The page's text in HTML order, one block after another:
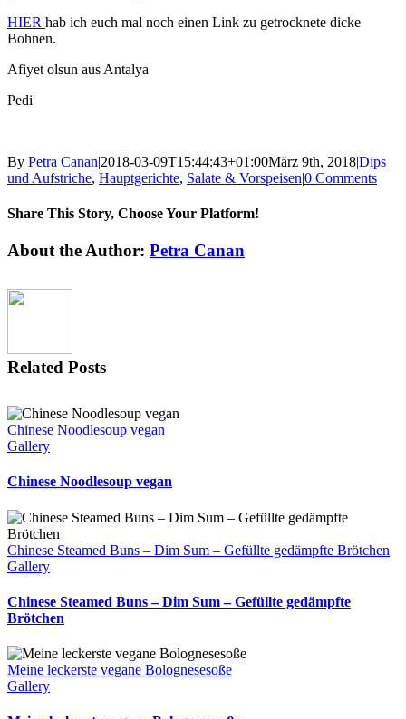
HIER hab ich euch mal noch einen Link zu getrocknete dicke
Bohnen.
Afiyet olsun aus Antalya
Pedi
By Petra Canan|2018-03-09T15:44:43+01:00März 9th, 2018|Dips
und Aufstriche, Hauptgerichte, Salate & Vorspeisen|0 Comments
Share This Story, Choose Your Platform!
Facebook
X
Reddit
LinkedIn
Tumblr
Pinterest
Vk
Email
About the Author: Petra Canan
Related Posts
Chinese Noodlesoup vegan
Gallery
Chinese Noodlesoup vegan
Chinese Steamed Buns – Dim Sum – Gefüllte gedämpfte Brötchen
Gallery
Chinese Steamed Buns – Dim Sum – Gefüllte gedämpfte
Brötchen
Meine leckerste vegane Bolognesesoße
Gallery